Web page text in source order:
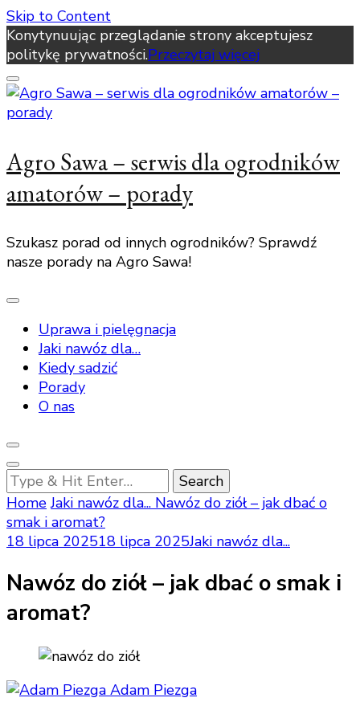
Skip to Content
Konytynuując przeglądanie strony akceptujesz
politykę prywatności.Przeczytaj więcej
Agro Sawa – serwis dla ogrodników
amatorów – porady
Szukasz porad od innych ogrodników? Sprawdź
nasze porady na Agro Sawa!
Uprawa i pielęgnacja
Jaki nawóz dla…
Kiedy sadzić
Porady
O nas
Looking
for
Something?
Home Jaki nawóz dla... Nawóz do ziół – jak dbać o
smak i aromat?
18 lipca 202518 lipca 2025Jaki nawóz dla...
Nawóz do ziół – jak dbać o smak i
aromat?
Adam Piezga